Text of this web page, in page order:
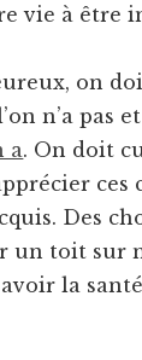
vie à être
on
n’a pas et
a. On doit
ces
Des
un toit sur
la